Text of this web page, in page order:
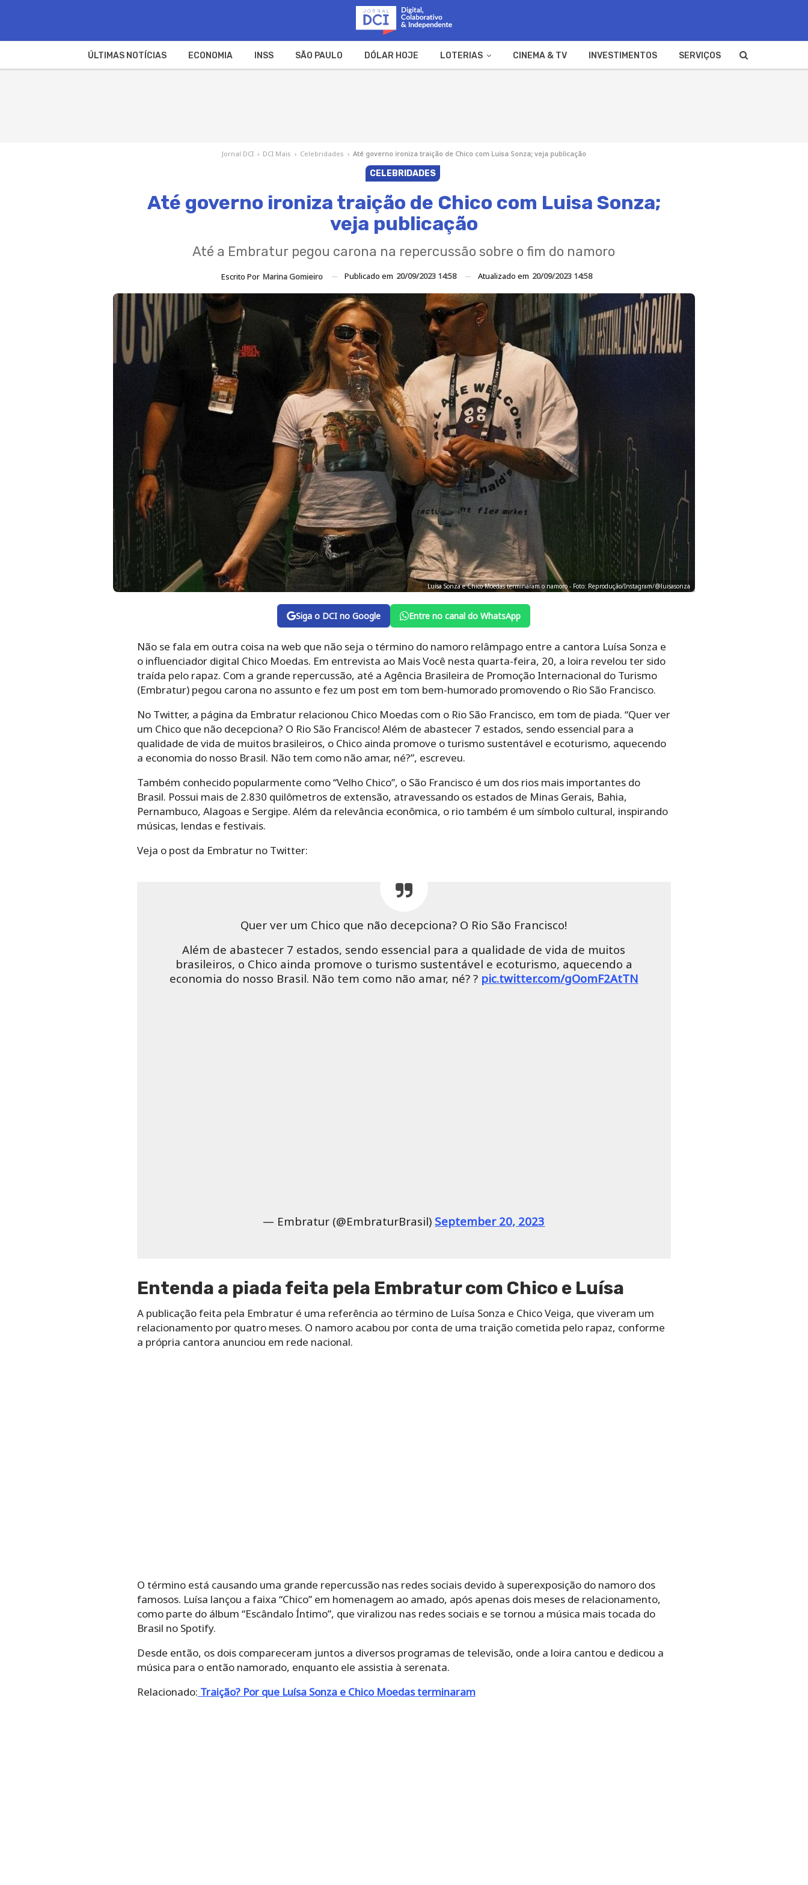
ÚLTIMAS NOTÍCIAS ECONOMIA INSS SÃO PAULO DÓLAR HOJE LOTERIAS CINEMA & TV INVESTIMENTOS SERVIÇOS
Jornal DCI › DCI Mais › Celebridades › Até governo ironiza traição de Chico com Luisa Sonza; veja publicação
CELEBRIDADES
Até governo ironiza traição de Chico com Luisa Sonza;
veja publicação
Até a Embratur pegou carona na repercussão sobre o fim do namoro
Escrito Por Marina Gomieiro Publicado em 20/09/2023 14:58 Atualizado em 20/09/2023 14:58
Luísa Sonza e Chico Moedas terminaram o namoro - Foto: Reprodução/Instagram/@luisasonza
Siga o DCI no Google Entre no canal do WhatsApp
Não se fala em outra coisa na web que não seja o término do namoro relâmpago entre a cantora Luísa Sonza e
o influenciador digital Chico Moedas. Em entrevista ao Mais Você nesta quarta-feira, 20, a loira revelou ter sido
traída pelo rapaz. Com a grande repercussão, até a Agência Brasileira de Promoção Internacional do Turismo
(Embratur) pegou carona no assunto e fez um post em tom bem-humorado promovendo o Rio São Francisco.
No Twitter, a página da Embratur relacionou Chico Moedas com o Rio São Francisco, em tom de piada. “Quer ver
um Chico que não decepciona? O Rio São Francisco! Além de abastecer 7 estados, sendo essencial para a
qualidade de vida de muitos brasileiros, o Chico ainda promove o turismo sustentável e ecoturismo, aquecendo
a economia do nosso Brasil. Não tem como não amar, né?”, escreveu.
Também conhecido popularmente como “Velho Chico”, o São Francisco é um dos rios mais importantes do
Brasil. Possui mais de 2.830 quilômetros de extensão, atravessando os estados de Minas Gerais, Bahia,
Pernambuco, Alagoas e Sergipe. Além da relevância econômica, o rio também é um símbolo cultural, inspirando
músicas, lendas e festivais.
Veja o post da Embratur no Twitter:
Quer ver um Chico que não decepciona? O Rio São Francisco!
Além de abastecer 7 estados, sendo essencial para a qualidade de vida de muitos
brasileiros, o Chico ainda promove o turismo sustentável e ecoturismo, aquecendo a
economia do nosso Brasil. Não tem como não amar, né? ? pic.twitter.com/gOomF2AtTN
— Embratur (@EmbraturBrasil) September 20, 2023
Entenda a piada feita pela Embratur com Chico e Luísa
A publicação feita pela Embratur é uma referência ao término de Luísa Sonza e Chico Veiga, que viveram um
relacionamento por quatro meses. O namoro acabou por conta de uma traição cometida pelo rapaz, conforme
a própria cantora anunciou em rede nacional.
O término está causando uma grande repercussão nas redes sociais devido à superexposição do namoro dos
famosos. Luísa lançou a faixa “Chico” em homenagem ao amado, após apenas dois meses de relacionamento,
como parte do álbum “Escândalo Íntimo”, que viralizou nas redes sociais e se tornou a música mais tocada do
Brasil no Spotify.
Desde então, os dois compareceram juntos a diversos programas de televisão, onde a loira cantou e dedicou a
música para o então namorado, enquanto ele assistia à serenata.
Relacionado: Traição? Por que Luísa Sonza e Chico Moedas terminaram